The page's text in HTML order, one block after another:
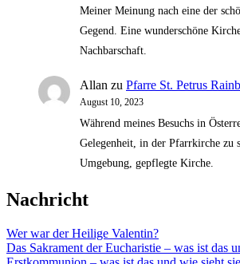
Meiner Meinung nach eine der
Gegend. Eine wunderschöne
Nachbarschaft.
Allan zu Pfarre St. Petrus
August 10, 2023
Während meines Besuchs in
Gelegenheit, in der Pfarrkirche zu
Umgebung, gepflegte Kirche.
Nachricht
Wer war der Heilige Valentin?
Das Sakrament der Eucharistie – was ist das